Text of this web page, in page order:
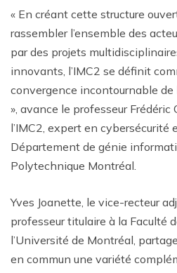
« En créant cette structure
rassembler l’ensemble des
par des projets
innovants, l’IMC2 se définit
convergence incontournable de
», avance le professeur Frédéric
l’IMC2, expert en cybersécurité
Département de génie
Polytechnique Montréal.
Yves Joanette, le vice-recteur
professeur titulaire à la Faculté
l’Université de Montréal,
en commun une variété